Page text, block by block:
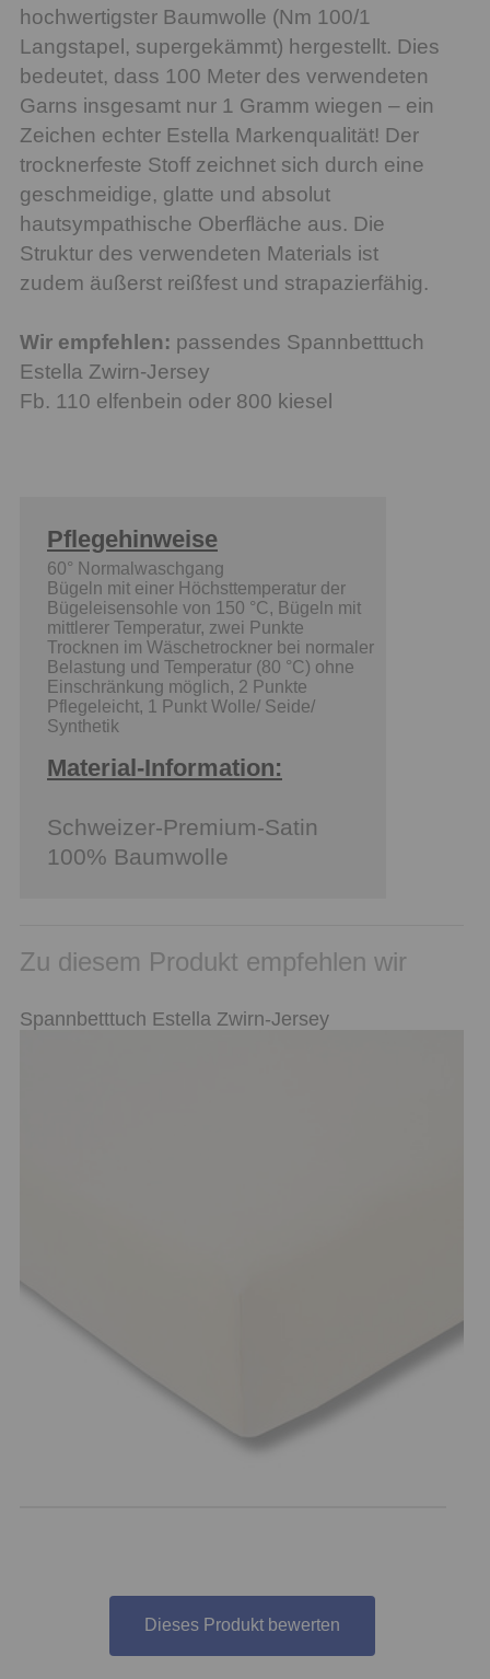
hochwertigster Baumwolle (Nm 100/1
Langstapel, supergekämmt) hergestellt. Dies
bedeutet, dass 100 Meter des verwendeten
Garns insgesamt nur 1 Gramm wiegen – ein
Zeichen echter Estella Markenqualität! Der
trocknerfeste Stoff zeichnet sich durch eine
geschmeidige, glatte und absolut
hautsympathische Oberfläche aus. Die
Struktur des verwendeten Materials ist
zudem äußerst reißfest und strapazierfähig.
Wir empfehlen: passendes Spannbetttuch
Estella Zwirn-Jersey
Fb. 110 elfenbein oder 800 kiesel
Pflegehinweise
60° Normalwaschgang
Bügeln mit einer Höchsttemperatur der
Bügeleisensohle von 150 °C, Bügeln mit
mittlerer Temperatur, zwei Punkte
Trocknen im Wäschetrockner bei normaler
Belastung und Temperatur (80 °C) ohne
Einschränkung möglich, 2 Punkte
Pflegeleicht, 1 Punkt Wolle/ Seide/
Synthetik
Material-Information:
Schweizer-Premium-Satin
100% Baumwolle
Zu diesem Produkt empfehlen wir
Spannbetttuch Estella Zwirn-Jersey
Dieses Produkt bewerten